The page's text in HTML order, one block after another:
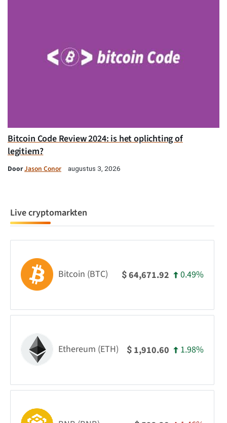
Bitcoin Code Review 2024: is het oplichting of
legitiem?
DoorJason Conor augustus 3, 2026
Live cryptomarkten
Bitcoin (BTC) $64,671.92 0.49%
Ethereum (ETH) $ 1,910.60 1.98%